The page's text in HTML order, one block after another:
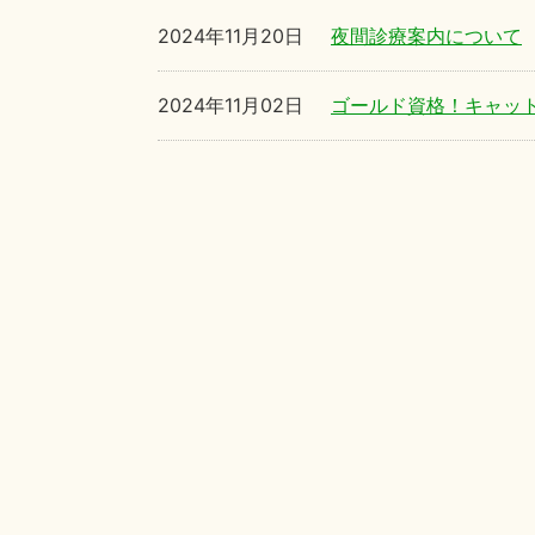
夜間診療案内について
2024年11月20日
ゴールド資格！キャッ
2024年11月02日